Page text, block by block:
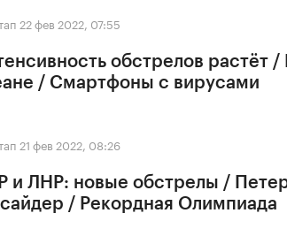
22 фев 2022, 07:55
обстрелов растёт
/ Смартфоны с вирусами
21 фев 2022, 08:26
и ЛНР: новые обстрелы /
/ Рекордная Олимпиада